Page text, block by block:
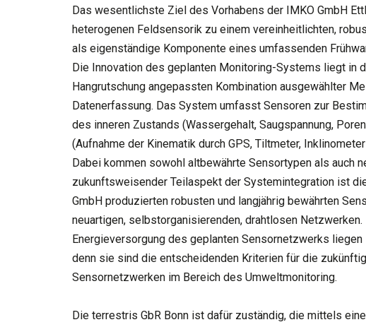
Das wesentlichste Ziel des Vorhabens der IMKO GmbH
heterogenen Feldsensorik zu einem vereinheitlichten,
als eigenständige Komponente eines umfassenden
Die Innovation des geplanten Monitoring-Systems liegt in
Hangrutschung angepassten Kombination ausgewählter
Datenerfassung. Das System umfasst Sensoren zur
des inneren Zustands (Wassergehalt, Saugspannung,
(Aufnahme der Kinematik durch GPS, Tiltmeter,
Dabei kommen sowohl altbewährte Sensortypen als auch
zukunftsweisender Teilaspekt der Systemintegration ist
GmbH produzierten robusten und langjährig bewährten
neuartigen, selbstorganisierenden, drahtlosen
Energieversorgung des geplanten Sensornetzwerks
denn sie sind die entscheidenden Kriterien für die
Sensornetzwerken im Bereich des Umweltmonitoring.
Die terrestris GbR Bonn ist dafür zuständig, die mittels